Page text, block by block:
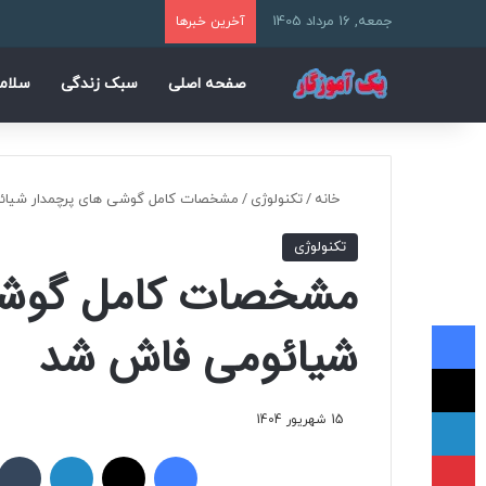
جمعه, 16 مرداد 1405 آخرین خبرها
صفحه اصلی سبک زندگی
خانه /تکنولوژی / مشخصات کامل گوشی‌ های پرچمدار
تکنولوژی
مشخصات کامل
شیائومی فاش شد
15 شهریور 1404
ایکس